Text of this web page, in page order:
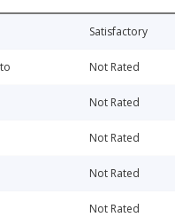
Satisfactory
Not Rated
Not Rated
Not Rated
Not Rated
Not Rated